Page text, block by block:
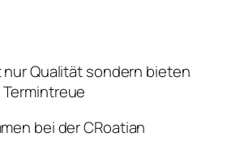
Qualität sondern bieten
bei der CRoatian